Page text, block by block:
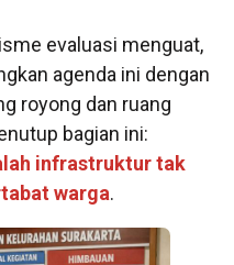
evaluasi menguat,
agenda ini dengan
royong dan ruang
bagian ini:
infrastruktur tak
warga.